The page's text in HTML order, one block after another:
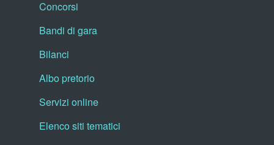
Concorsi
Bandi di gara
Bilanci
Albo pretorio
Servizi online
Elenco siti tematici